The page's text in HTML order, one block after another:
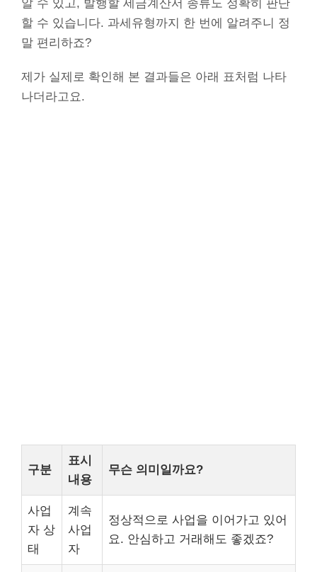
알 수 있고, 발행할 세금계산서 종류도 정확히 판단
할 수 있습니다. 과세유형까지 한 번에 알려주니 정
말 편리하죠?
제가 실제로 확인해 본 결과들은 아래 표처럼 나타
나더라고요.
구분
표시
내용
무슨 의미일까요?
사업
자 상
태
계속
사업
자
정상적으로 사업을 이어가고 있어
요. 안심하고 거래해도 좋겠죠?